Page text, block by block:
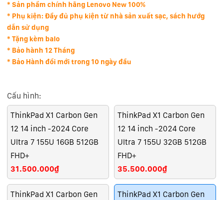
* Sản phẩm chính hãng Lenovo New 100%
* Phụ kiện: Đầy đủ phụ kiện từ nhà sản xuất sạc, sách hướg
dẫn sử dụng
* Tặng kèm balo
* Bảo hành 12 Tháng
* Bảo Hành đổi mới trong 10 ngày đầu
Cấu hình:
ThinkPad X1 Carbon Gen
12 14 inch -2024 Core
Ultra 7 155U 16GB 512GB
FHD+
31.500.000₫
ThinkPad X1 Carbon Gen
12 14 inch -2024 Core
Ultra 7 155U 32GB 512GB
FHD+
35.500.000₫
ThinkPad X1 Carbon Gen
ThinkPad X1 Carbon Gen